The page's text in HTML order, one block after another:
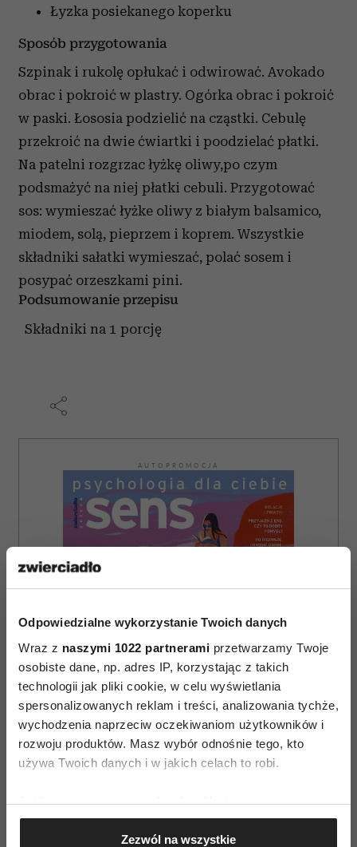
Odpowiedzialne wykorzystanie Twoich danych
Wraz z naszymi 1022 partnerami przetwarzamy Twoje
osobiste dane, np. adres IP, korzystając z takich
technologii jak pliki cookie, w celu wyświetlania
spersonalizowanych reklam i treści, analizowania tychże,
wychodzenia naprzeciw oczekiwaniom użytkowników i
rozwoju produktów. Masz wybór odnośnie tego, kto
używa Twoich danych i w jakich celach to robi.
Jeśli wyrazisz na to zgodę, chcielibyśmy również:
Gromadzić dane dotyczące Twojej lokalizacji
geograficznej z dokładnością nawet do kilku metrów
Zezwól na wszystkie
Łyzka posiekanego koperku
Sposób przygotowania
Szpinak i rukolę opłukać i odwirować. Avokado
obrac i pokroić w plastry. Ogórka obrac i pokroić
w paski. Łososia podzielić na cząstki. Cebulę
przekroić na dwie ćwiartki i poodzielać płatki.
Na patelni rozgrzac łyżkę oliwy,po czym
podsmażyć na niej płatki cebuli. Przygotować
sos: wymieszać łyżke oliwy z białym balsamico,
miodem, solą, pieprzem i koprem. Wszystkie
składniki sałatki wymieszać, polać sosem i
posypać orzeszkami pini.
Podsumowanie przepisu
Składniki na 1 porcję
AUTOPROMOCJA